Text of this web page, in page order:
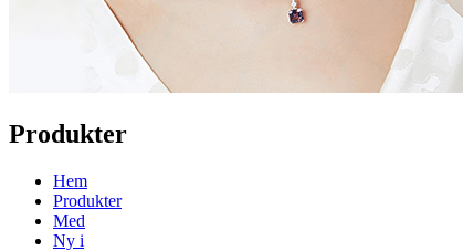
Produkter
Hem
Produkter
Med
Ny i